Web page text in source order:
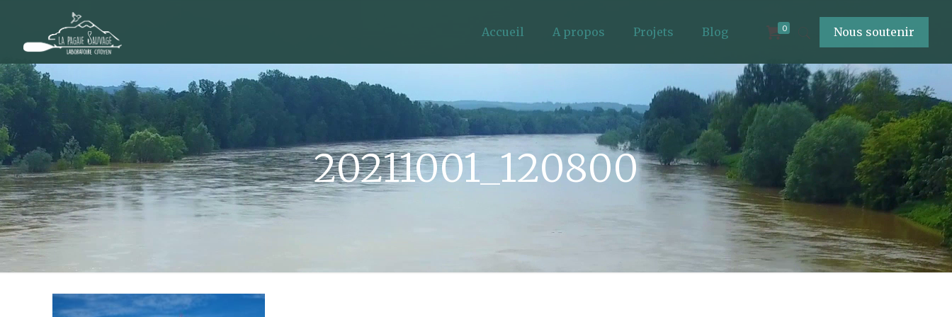
Accueil A propos Projets Blog 0 Nous soutenir
20211001_120800